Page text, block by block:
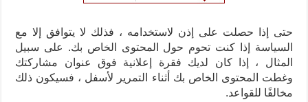
حتى إذا حصلت على إذن لاستخدامه ، فذلك لا يتوافق إلا مع
السياسة إذا كنت تحوم حول المحتوى الخاص بك. على سبيل
المثال ، إذا كان لديك فقرة إعلانية فوق عنوان مشاركتك
وغطت المحتوى الخاص بك أثناء التمرير لأسفل ، فسيكون ذلك
مخالفًا للقواعد.